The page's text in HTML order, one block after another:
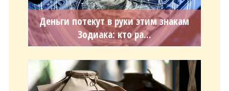
Деньги потекут в руки этим знакам
Зодиака: кто ра...